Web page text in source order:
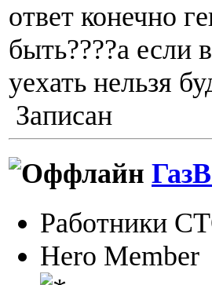
ответ конечно
быть????а если
уехать нельзя
Записан
Работники
Hero Member